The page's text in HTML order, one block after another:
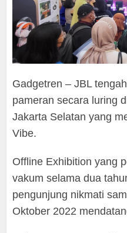
Gadgetren – JBL
pameran secara luring
Jakarta Selatan yang
Vibe.
Offline Exhibition yang
vakum selama dua
pengunjung nikmati
Oktober 2022